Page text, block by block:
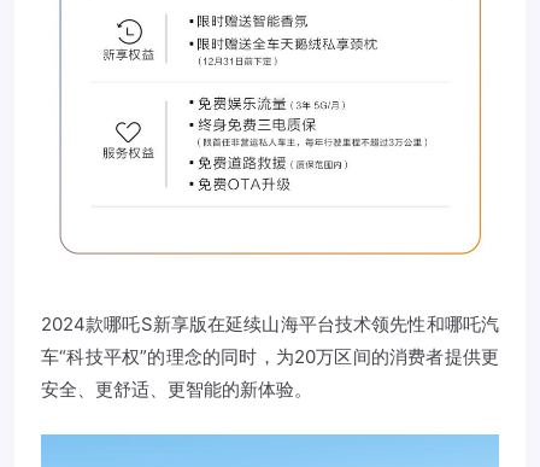
2024款哪吒S新享版在延续山海平台技术领先性和哪吒汽
车“科技平权”的理念的同时，为20万区间的消费者提供更
安全、更舒适、更智能的新体验。